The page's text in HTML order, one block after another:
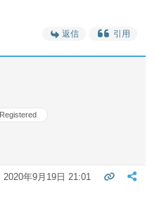
返信 引用
Registered
2020年9月19日 21:01